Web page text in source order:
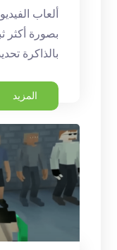
ألعاب
بصورة أكثر
بالذاكرة
المزيد